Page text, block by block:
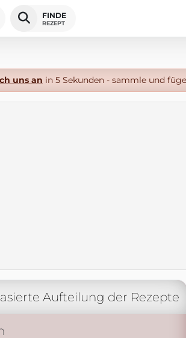
FINDE
REZEPT
uns an in 5 Sekunden - sammle und
Aufteilung der Rezepte